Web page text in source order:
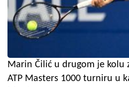
Marin Čilić u drugom je kolu
ATP Masters 1000 turniru u